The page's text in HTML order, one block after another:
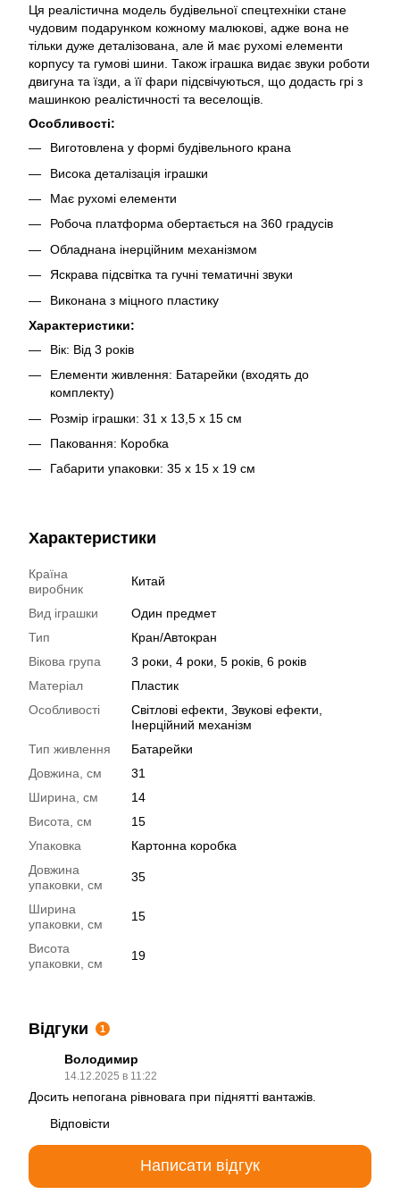
Ця реалістична модель будівельної спецтехніки стане
чудовим подарунком кожному малюкові, адже вона не
тільки дуже деталізована, але й має рухомі елементи
корпусу та гумові шини. Також іграшка видає звуки роботи
двигуна та їзди, а її фари підсвічуються, що додасть грі з
машинкою реалістичності та веселощів.
Особливості:
Виготовлена у формі будівельного крана
Висока деталізація іграшки
Має рухомі елементи
Робоча платформа обертається на 360 градусів
Обладнана інерційним механізмом
Яскрава підсвітка та гучні тематичні звуки
Виконана з міцного пластику
Характеристики:
Вік: Від 3 років
Елементи живлення: Батарейки (входять до
комплекту)
Розмір іграшки: 31 х 13,5 х 15 см
Паковання: Коробка
Габарити упаковки: 35 х 15 х 19 см
Характеристики
Країна
виробник
Китай
Вид іграшки
Один предмет
Тип
Кран/Автокран
Вікова група
3 роки, 4 роки, 5 років, 6 років
Матеріал
Пластик
Особливості
Світлові ефекти, Звукові ефекти,
Інерційний механізм
Тип живлення
Батарейки
Довжина, см
31
Ширина, см
14
Висота, см
15
Упаковка
Картонна коробка
Довжина
упаковки, см
35
Ширина
упаковки, см
15
Висота
упаковки, см
19
Відгуки 1
Володимир
14.12.2025 в 11:22
Досить непогана рівновага при піднятті вантажів.
Відповісти
Написати відгук